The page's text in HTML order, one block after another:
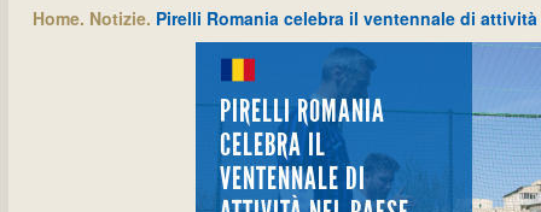
Home. Notizie. Pirelli Romania celebra il ventennale di attività
PIRELLI ROMANIA
CELEBRA IL
VENTENNALE DI